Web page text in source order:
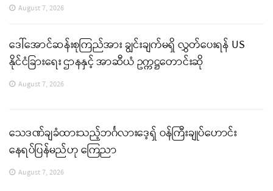
August 7, 2026
ဒေါ်အောင်ဆန်းစုကြည်အား ချွင်းချက်မရှိ လွှတ်ပေးရန် US
နိုင်ငံခြားရေး ဌာနနှင့် အာဆီယံ ဥက္ကဋ္ဌတောင်းဆို
August 7, 2026
သေဒဏ်ချခံထားသည့်ဘင်္ဂလားဒေ့ရှ် ဝန်ကြီးချုပ်ဟောင်း
နေရပ်ပြန်မည်ဟု ကြေညာ
August 7, 2026